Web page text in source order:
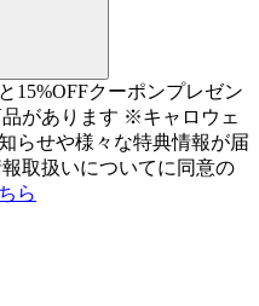
15%OFFクーポンプレゼン
があります ※キャロウェ
らせや様々な特典情報が届
取扱いについてに同意の
ら